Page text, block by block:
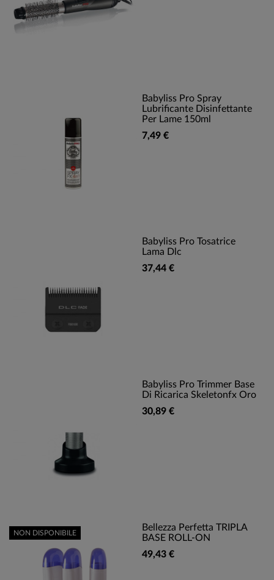
Babyliss Pro Spray
Lubrificante Disinfettante
Per Lame 150ml
7,49 €
Babyliss Pro Tosatrice
Lama Dlc
37,44 €
Babyliss Pro Trimmer Base
Di Ricarica Skeletonfx Oro
30,89 €
Bellezza Perfetta TRIPLA
BASE ROLL-ON
49,43 €
NON DISPONIBILE